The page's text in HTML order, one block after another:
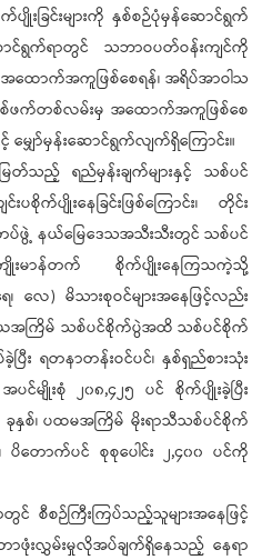
းခြင်းများကို နှစ်စဉ်ပုံမှန်ဆောင်ရွက်
ောင်ရွက်ရာတွင် သဘာဝပတ်ဝန်းကျင်ကို
ထောက်အကူဖြစ်စေရန်၊ အရိပ်အာဝါသ
တစ်ဖက်တစ်လမ်းမှ အထောက်အကူဖြစ်စေ
ျှော်မှန်းဆောင်ရွက်လျက်ရှိကြောင်း။
တ်သည့် ရည်မှန်းချက်များနှင့် သစ်ပင်
က်ပျိုးနေခြင်းဖြစ်ကြောင်း၊ တိုင်း
/ တပ်ဖွဲ့ နယ်မြေဒေသအသီးသီးတွင် သစ်ပင်
ျိုးမာန်တက် စိုက်ပျိုးနေကြသကဲ့သို့
၊ လေ) မိသားစုဝင်များအနေဖြင့်လည်း
ယအကြိမ် သစ်ပင်စိုက်ပွဲအထိ သစ်ပင်စိုက်
ပြီး ရတနာတန်းဝင်ပင်၊ နှစ်ရှည်စားသုံး
မျိုးစုံ ၂၀၈,၄၂၅ ပင် စိုက်ပျိုးခဲ့ပြီး
ခုနှစ်၊ ပထမအကြိမ် မိုးရာသီသစ်ပင်စိုက်
ပိတောက်ပင် စုစုပေါင်း ၂,၄၀၀ ပင်ကို
တွင် စီစဉ်ကြီးကြပ်သည့်သူများအနေဖြင့်
လွှမ်းမှုလိုအပ်ချက်ရှိနေသည့် နေရာ